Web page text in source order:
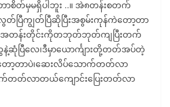
စိတ်မှမရှိပါဘူး ..။ အဲ၈တန်းစတက်
ြီကျွတ်ပြီဆိုပြီးအစွမ်းကုန်ကဲတော့တာ
အတန်းတိုင်းကိုတဘုတ်ဘုတ်ကျပြီးတက်
ဆုံပြီလေ၊ဒီမှာယောင်္ကျားတို့တတ်အပ်တဲ့
ာ့တာပဲ၊ဆေးလိပ်သောက်တတ်လာ
တတ်လာတယ်ကျောင်းပြေးတတ်လာ